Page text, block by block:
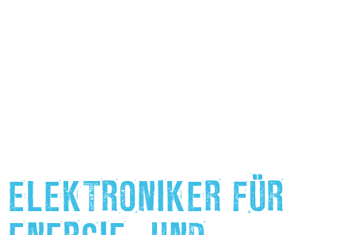
ELEKTRONIKER FÜR